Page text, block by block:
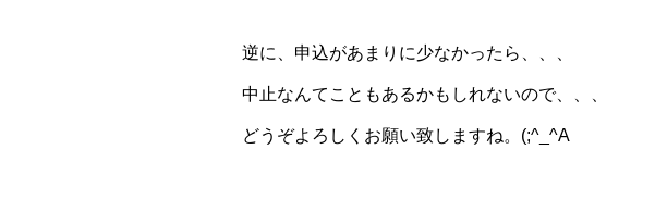
逆に、申込があまりに少なかったら、、、
中止なんてこともあるかもしれないので、、、
どうぞよろしくお願い致しますね。(;^_^A